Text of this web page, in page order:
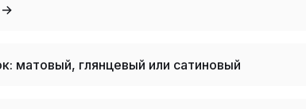
→
матовый, глянцевый или сатиновый